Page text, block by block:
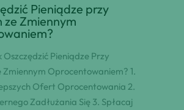
Pieniądze przy
Zmiennym
Oszczędzić Pieniądze Przy
Oprocentowaniem? 1.
Ofert Oprocentowania 2.
Zadłużania Się 3. Spłacaj